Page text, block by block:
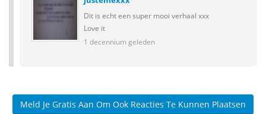
Dit is echt een super mooi verhaal xxx
Love it
1 decennium geleden
Meld Je Gratis Aan Om Ook Reacties Te Kunnen Plaatsen